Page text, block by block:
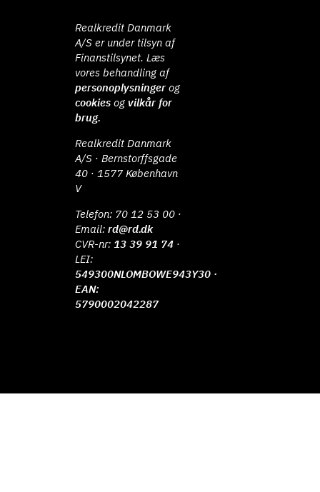
Realkredit Danmark
A/S er under tilsyn af
Finanstilsynet. Læs
vores behandling af
personoplysninger og
cookies ogvilkår for
brug.
Realkredit Danmark
A/S · Bernstorffsgade
40 · 1577 København
V
Telefon: 70 12 53 00 ·
Email:rd@rd.dk
CVR-nr: 13 39 91 74 ·
LEI:
549300NLOMBOWE943Y30 ·
EAN:
5790002042287